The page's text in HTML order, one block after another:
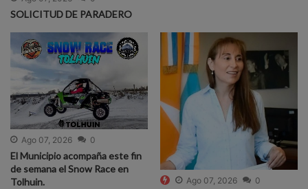
SOLICITUD DE PARADERO
Ago 07, 2026 0
El Municipio acompaña este fin
de semana el Snow Race en
Tolhuin.
Ago 07, 2026 0